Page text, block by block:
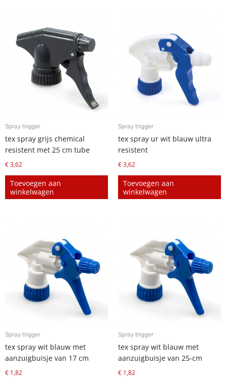
Spray trigger
tex spray grijs chemical
resistent met 25 cm tube
€3,62
Toevoegen aan
winkelwagen
Spray trigger
tex spray ur wit blauw ultra
resistent
€3,62
Toevoegen aan
winkelwagen
Spray trigger
tex spray wit blauw met
aanzuigbuisje van 17 cm
€ 1,82
Spray trigger
tex spray wit blauw met
aanzuigbuisje van 25-cm
€ 1,82